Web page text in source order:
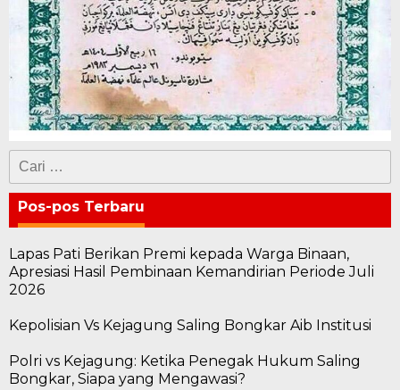
Cari
untuk:
Pos-pos Terbaru
Lapas Pati Berikan Premi kepada Warga Binaan,
Apresiasi Hasil Pembinaan Kemandirian Periode Juli
2026
Kepolisian Vs Kejagung Saling Bongkar Aib Institusi
Polri vs Kejagung: Ketika Penegak Hukum Saling
Bongkar, Siapa yang Mengawasi?